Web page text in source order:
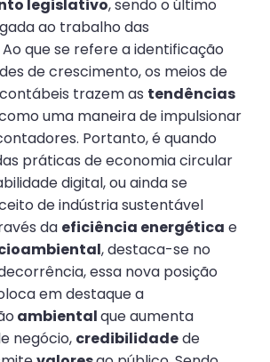
legislativo, sendo o último
ao trabalho das
que se refere a identificação
de crescimento, os meios de
trazem as tendências
uma maneira de impulsionar
Portanto, é quando
práticas de economia circular
digital, ou ainda se
de indústria sustentável
da eficiência energética e
, destaca-se no
essa nova posição
em destaque a
ambientalque aumenta
negócio, credibilidadede